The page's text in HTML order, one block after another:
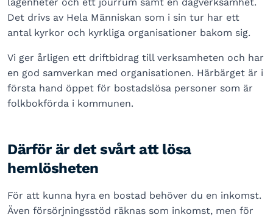
Det drivs av Hela Människan som i sin tur har ett
antal kyrkor och kyrkliga organisationer bakom sig.
Vi ger årligen ett driftbidrag till verksamheten och har
en god samverkan med organisationen. Härbärget är i
första hand öppet för bostadslösa personer som är
folkbokförda i kommunen.
Därför är det svårt att lösa
hemlösheten
För att kunna hyra en bostad behöver du en inkomst.
Även försörjningsstöd räknas som inkomst, men för